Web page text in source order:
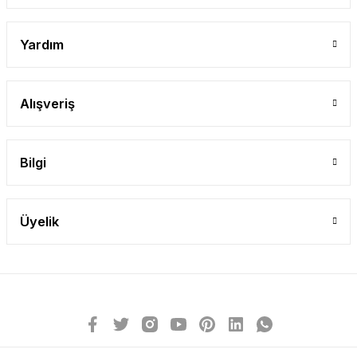
Yardım
Alışveriş
Bilgi
Üyelik